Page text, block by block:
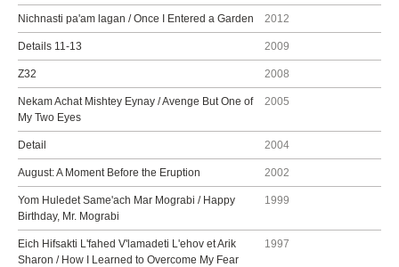
Nichnasti pa'am lagan / Once I Entered a Garden 2012
Details 11-13 2009
Z32 2008
Nekam Achat Mishtey Eynay / Avenge But One of
My Two Eyes
2005
Detail 2004
August: A Moment Before the Eruption 2002
Yom Huledet Same'ach Mar Mograbi / Happy
Birthday, Mr. Mograbi
1999
Eich Hifsakti L'fahed V'lamadeti L'ehov et Arik
Sharon / How I Learned to Overcome My Fear
1997